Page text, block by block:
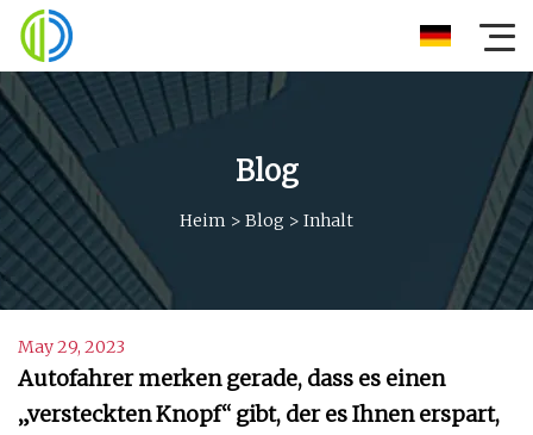
Blog
Heim > Blog > Inhalt
May 29, 2023
Autofahrer merken gerade, dass es einen
„versteckten Knopf“ gibt, der es Ihnen erspart,